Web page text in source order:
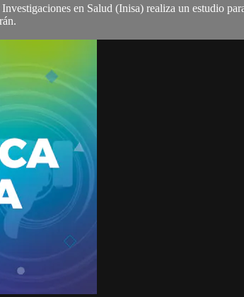
en Salud (Inisa) realiza un estudio